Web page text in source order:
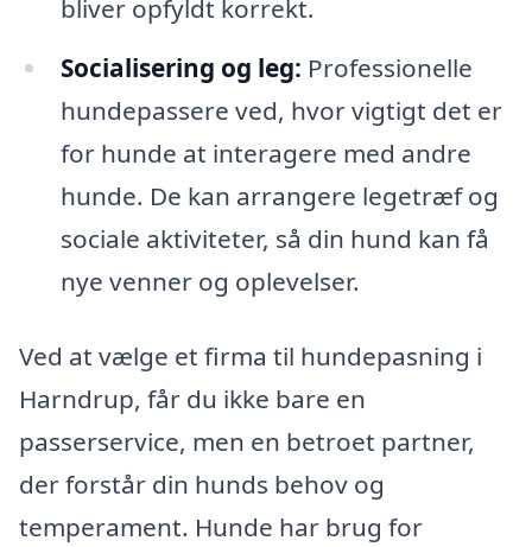
bliver opfyldt korrekt.
Socialisering og leg: Professionelle
hundepassere ved, hvor vigtigt det er
for hunde at interagere med andre
hunde. De kan arrangere legetræf og
sociale aktiviteter, så din hund kan få
nye venner og oplevelser.
Ved at vælge et firma til hundepasning i
Harndrup, får du ikke bare en
passerservice, men en betroet partner,
der forstår din hunds behov og
temperament. Hunde har brug for